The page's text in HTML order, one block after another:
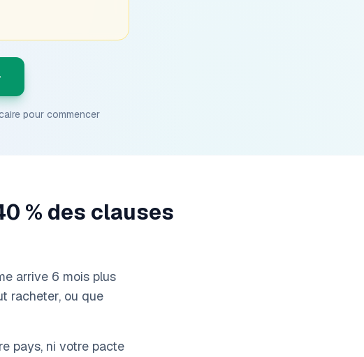
pour commencer
% des clauses
arrive 6 mois plus
racheter, ou que
pays, ni votre pacte